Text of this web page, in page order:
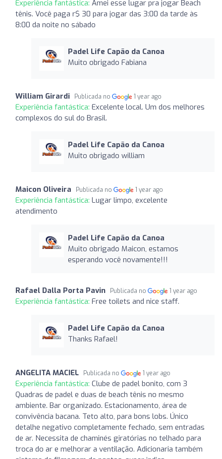
Experiência fantástica: Amei esse lugar pra jogar Beach
tênis. Você paga r$ 30 para jogar das 3:00 da tarde às
8:00 da noite no sábado
Padel Life Capão da Canoa
Muito obrigado Fabiana
William Girardi Publicada no 1 year ago
Experiência fantástica: Excelente local. Um dos melhores
complexos do sul do Brasil.
Padel Life Capão da Canoa
Muito obrigado william
Maicon Oliveira Publicada no 1 year ago
Experiência fantástica: Lugar limpo, excelente
atendimento
Padel Life Capão da Canoa
Muito obrigado Maicon, estamos
esperando você novamente!!!
Rafael Dalla Porta Pavin Publicada no 1 year ago
Experiência fantástica: Free toilets and nice staff.
Padel Life Capão da Canoa
Thanks Rafael!
ANGELITA MACIEL Publicada no 1 year ago
Experiência fantástica: Clube de padel bonito, com 3
Quadras de padel e duas de beach tênis no mesmo
ambiente. Bar organizado. Estacionamento, área de
convivência bacana. Teto alto, para bons lobs. Único
detalhe negativo completamente fechado, sem entradas
de ar. Necessita de chaminés giratórias no telhado para
troca do ar e melhorar a ventilação. Adicionaria também